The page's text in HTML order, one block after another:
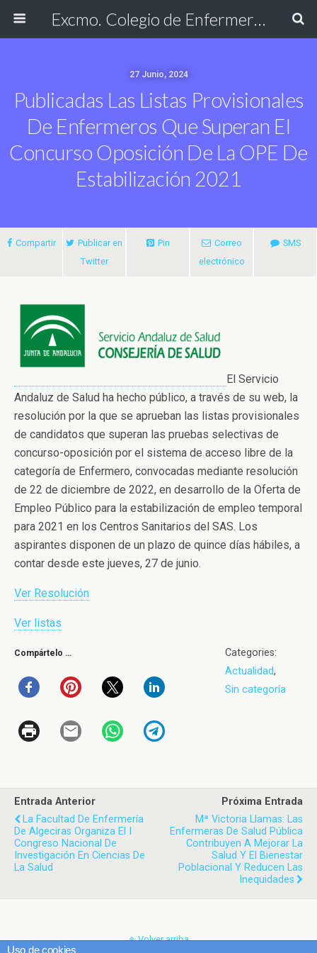
Excmo. Colegio de Enfermería de Cádiz
27 Junio, 2024
Publicadas Las Listas Provisionales
De Enfermeros Que Superan El
Concurso Oposición De La OPE De
Estabilización 2021
Compartir
Publicar en
Twitter
Pin
Correo
electrónico
SMS
El Servicio
Andaluz de Salud ha hecho público, a través de su web, la
resolución por la que se aprueban las listas provisionales
de candidatos que superan las pruebas selectivas de
concurso-oposición por el sistema de acceso libre de la
categoría de Enfermero, convocadas mediante resolución
de 22 de diciembre de 2022, en desarrollo de la Oferta de
Empleo Público para la estabilización de empleo temporal
para 2021 en los Centros Sanitarios del SAS. Los
aspirantes disponen de un plazo de quince días hábiles, a
contar desde este jueves, 27 de junio.
Ver Resolución
Ver listas
Compártelo …
Categories:
Actualidad,
Sin categoría
Entrada Anterior
La Facultad De Enfermería
De Algeciras Organiza El I
Congreso Nacional De
Investigación En Ciencias De
La Salud
Próxima Entrada
Mª Victoria Llamas: Las
Enfermeras De Salud Pública
Contribuyen A Mejorar La
Salud Y El Bienestar
Poblacional Y Reducen Las
Inequidades
Volver arriba
Uso de cookies